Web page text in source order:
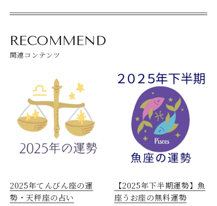
RECOMMEND
関連コンテンツ
2025年てんびん座の運
勢・天秤座の占い
【2025年下半期運勢】魚
座うお座の無料運勢